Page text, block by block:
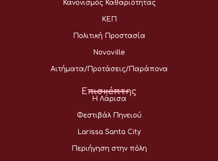
Κανονισμός Καθαριότητας
ΚΕΠ
Πολιτική Προστασία
Novoville
Αιτήματα/Προτάσεις/Παράπονα
Επισκέπτης
Η Λάρισα
Φεστιβάλ Πηνειού
Larissa Santa City
Περιήγηση στην πόλη